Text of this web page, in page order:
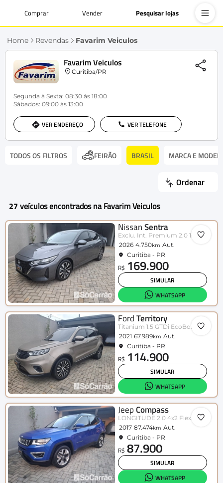
Comprar Vender Pesquisar lojas
Home Revendas Favarim Veiculos
Favarim Veiculos
Curitiba/PR
Segunda à Sexta: 08:30 às 18:00
Sábados: 09:00 às 13:00
VER ENDEREÇO VER TELEFONE
TODOS OS FILTROS FEIRÃO BRASIL MARCA E
Ordenar
27 veículos encontrados na Favarim Veiculos
NissanSentra
Exclu. Int. Premium 2.0 16V Aut.
2026 4.750km Aut.
Curitiba - PR
R$ 169.900
SIMULAR
WHATSAPP
FordTerritory
Titanium 1.5 GTDi EcoBo. Aut.
2021 67.989km Aut.
Curitiba - PR
R$ 114.900
SIMULAR
WHATSAPP
Jeep Compass
LONGITUDE 2.0 4x2 Flex 16V Aut.
2017 87.474km Aut.
Curitiba - PR
R$ 87.900
SIMULAR
WHATSAPP